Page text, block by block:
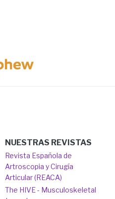
NUESTRAS REVISTAS
Revista Española de
Artroscopia y Cirugía
Articular (REACA)
The HIVE - Musculoskeletal